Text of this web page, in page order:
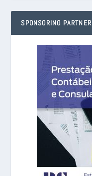
SPONSORING PARTNER